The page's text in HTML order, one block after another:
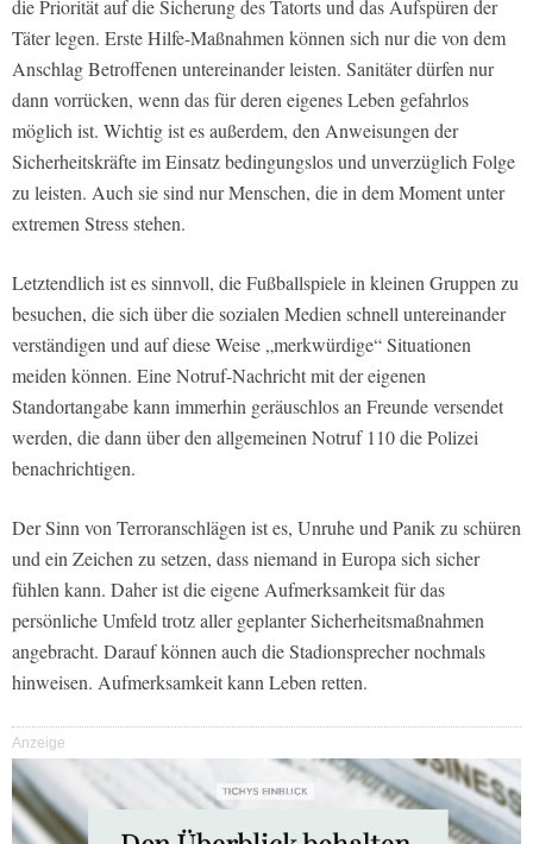
die Priorität auf die Sicherung des Tatorts und das Aufspüren der
Täter legen. Erste Hilfe-Maßnahmen können sich nur die von dem
Anschlag Betroffenen untereinander leisten. Sanitäter dürfen nur
dann vorrücken, wenn das für deren eigenes Leben gefahrlos
möglich ist. Wichtig ist es außerdem, den Anweisungen der
Sicherheitskräfte im Einsatz bedingungslos und unverzüglich Folge
zu leisten. Auch sie sind nur Menschen, die in dem Moment unter
extremen Stress stehen.
Letztendlich ist es sinnvoll, die Fußballspiele in kleinen Gruppen zu
besuchen, die sich über die sozialen Medien schnell untereinander
verständigen und auf diese Weise „merkwürdige“ Situationen
meiden können. Eine Notruf-Nachricht mit der eigenen
Standortangabe kann immerhin geräuschlos an Freunde versendet
werden, die dann über den allgemeinen Notruf 110 die Polizei
benachrichtigen.
Der Sinn von Terroranschlägen ist es, Unruhe und Panik zu schüren
und ein Zeichen zu setzen, dass niemand in Europa sich sicher
fühlen kann. Daher ist die eigene Aufmerksamkeit für das
persönliche Umfeld trotz aller geplanter Sicherheitsmaßnahmen
angebracht. Darauf können auch die Stadionsprecher nochmals
hinweisen. Aufmerksamkeit kann Leben retten.
Anzeige